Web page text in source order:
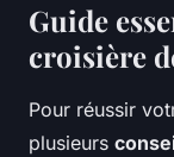
Guide
croisière
Pour réussir
plusieurs